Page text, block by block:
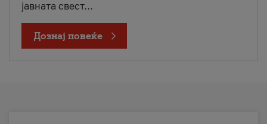
јавната свест...
Дознај повеќе